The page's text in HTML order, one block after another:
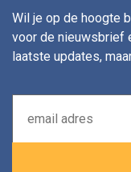
Wil je op de hoogte
voor de nieuwsbrief
laatste updates,